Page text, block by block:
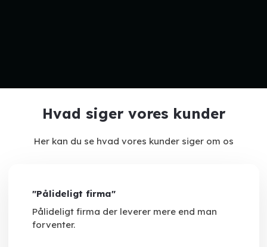
Hvad siger vores kunder
Her kan du se hvad vores kunder siger om os
"Pålideligt firma"
Pålideligt firma der leverer mere end man
forventer.